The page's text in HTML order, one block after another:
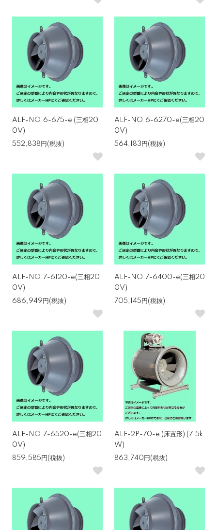
ALF-NO.6-675-e (三相20
0V)
552,838円(税抜)
ALF-NO.6-6270-e(三相20
0V)
564,183円(税抜)
ALF-NO.7-6120-e(三相20
0V)
686,949円(税抜)
ALF-NO.7-6400-e(三相20
0V)
705,145円(税抜)
ALF-NO.7-6520-e(三相20
0V)
859,585円(税抜)
ALF-2P-70-e (床置形) (7.5k
W)
863,740円(税抜)